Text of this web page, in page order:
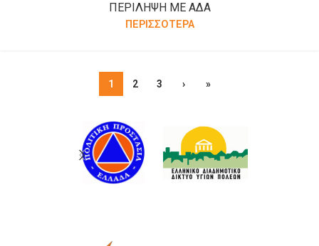
ΠΕΡΙΛΗΨΗ ΜΕ ΑΔΑ
ΠΕΡΙΣΣΟΤΕΡΑ
1 2 3 › »